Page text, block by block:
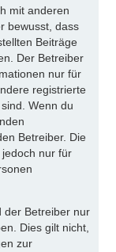
mit anderen
bewusst, dass
Beiträge
Der Betreiber
nur für
registrierte
Wenn du
Betreiber. Die
nur für
der Betreiber nur
Dies gilt nicht,
zur